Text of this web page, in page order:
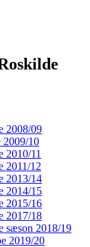
2008/09
2009/10
2010/11
2011/12
2013/14
2014/15
2015/16
2017/18
sæson 2018/19
2019/20